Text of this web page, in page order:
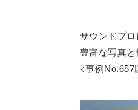
サウンドプ
豊富な写真
<事例No.657